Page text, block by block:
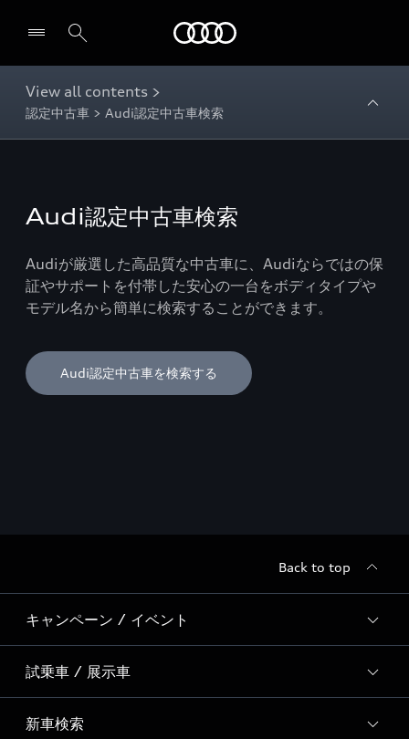
View all contents >
認定中古車 > Audi認定中古車検索
Audi認定中古車検索
Audiが厳選した高品質な中古車に、Audiならではの保
証やサポートを付帯した安心の一台をボディタイプや
モデル名から簡単に検索することができます。
Audi認定中古車を検索する
Back to top
キャンペーン / イベント
全国統一イベント
ディーラー独自イベント
試乗車 / 展示車
試乗予約
新車検索